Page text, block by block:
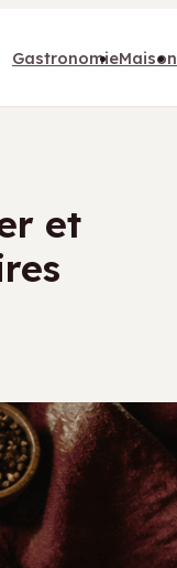
GastronomieMaison
et